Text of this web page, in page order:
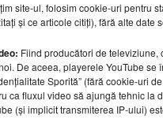
site-ul, folosim cookie-uri pentru
și ce articole citiți), fără alte date
Fiind producători de televiziune,
De aceea, playerele YouTube se
Sporită” (fără cookie-uri
ca fluxul video să ajungă tehnic la
(și implicit transmiterea IP-ului)
DESIGN INTERIOR
ARHITECTURĂ & DESIGN
OPINII & ANALIZE
Articole
cabane moderne